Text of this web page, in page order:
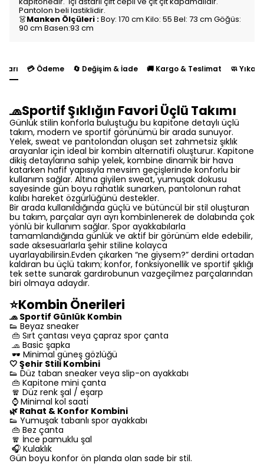
Pantolon beli lastiklidir.
👗Manken Ölçüleri :Boy: 170 cm Kilo: 55 Bel: 73 cm Göğüs:
90 cm Basen:93 cm
💳 Ödeme 🔄 Değişim & İade 🚚 Kargo & Teslimat 🧼
🧢Sportif Şıklığın Favori Üçlü Takımı
Günlük stilin konforla buluştuğu bu kapitone detaylı üçlü
takım, modern ve sportif görünümü bir arada sunuyor.
Yelek, sweat ve pantolondan oluşan set zahmetsiz şıklık
arayanlar için ideal bir kombin alternatifi oluşturur. Kapitone
dikiş detaylarına sahip yelek, kombine dinamik bir hava
katarken hafif yapısıyla mevsim geçişlerinde konforlu bir
kullanım sağlar. Altına giyilen sweat, yumuşak dokusu
sayesinde gün boyu rahatlık sunarken, pantolonun rahat
kalıbı hareket özgürlüğünü destekler.
Bir arada kullanıldığında güçlü ve bütüncül bir stil oluşturan
bu takım, parçalar ayrı ayrı kombinlenerek de dolabında çok
yönlü bir kullanım sağlar. Spor ayakkabılarla
tamamlandığında günlük ve aktif bir görünüm elde edebilir,
sade aksesuarlarla şehir stiline kolayca
uyarlayabilirsin.Evden çıkarken “ne giysem?” derdini ortadan
kaldıran bu üçlü takım; konfor, fonksiyonellik ve sportif şıklığı
tek sette sunarak gardırobunun vazgeçilmez parçalarından
biri olmaya adaydır.
⭐Kombin Önerileri
🧢 Sportif Günlük Kombin
👟 Beyaz sneaker
👜 Sırt çantası veya çapraz spor çanta
🧢 Basic şapka
🕶️ Minimal güneş gözlüğü
🤍 Şehir Stili Kombini
👟 Düz taban sneaker veya slip-on ayakkabı
👜 Kapitone mini çanta
🧣 Düz renk şal / eşarp
⌚ Minimal kol saati
🌿 Rahat & Konfor Kombini
👟 Yumuşak tabanlı spor ayakkabı
👜 Bez çanta
🧣 İnce pamuklu şal
🎧 Kulaklık
Gün boyu konfor ön planda olan sade bir stil.